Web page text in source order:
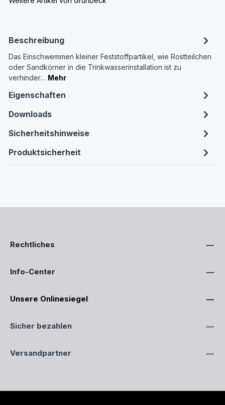
Beschreibung
Das Einschwemmen kleiner Feststoffpartikel, wie Rostteilchen
oder Sandkörner in die Trinkwasserinstallation ist zu
verhinder… Mehr
Eigenschaften
Downloads
Sicherheitshinweise
Produktsicherheit
Rechtliches
Info-Center
Unsere Onlinesiegel
Sicher bezahlen
Versandpartner